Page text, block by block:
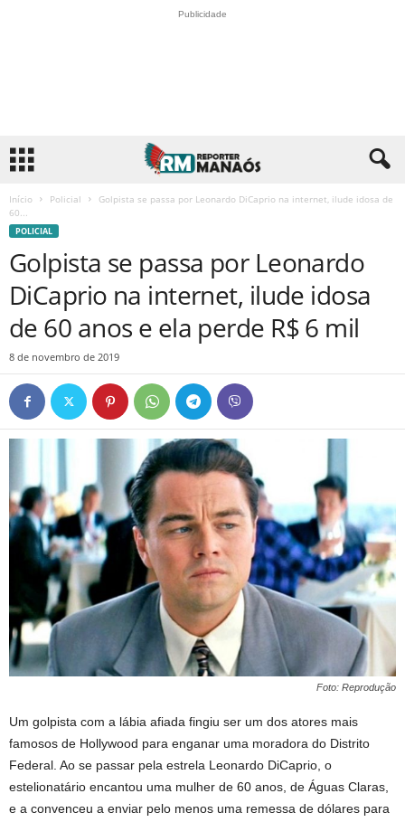
Publicidade
Início Policial
Golpista se passa por Leonardo DiCaprio na internet, ilude idosa de
60...
POLICIAL
Golpista se passa por Leonardo
DiCaprio na internet, ilude idosa
de 60 anos e ela perde R$ 6 mil
8 de novembro de 2019
Foto: Reprodução
Um golpista com a lábia afiada fingiu ser um dos atores mais
famosos de Hollywood para enganar uma moradora do Distrito
Federal. Ao se passar pela estrela Leonardo DiCaprio, o
estelionatário encantou uma mulher de 60 anos, de Águas Claras,
e a convenceu a enviar pelo menos uma remessa de dólares para